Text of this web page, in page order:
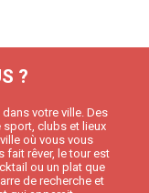
?
votre ville. Des
sport, clubs et lieux
où vous vous
fait rêver, le tour est
ou un plat que
de recherche et